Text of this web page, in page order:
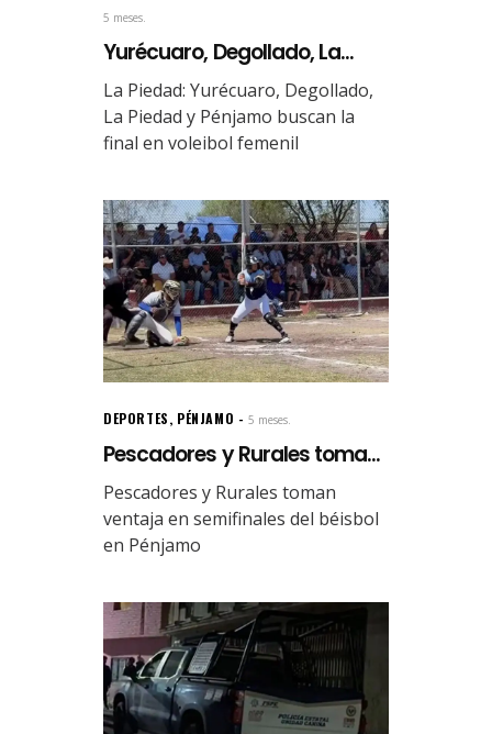
5 meses.
Yurécuaro, Degollado, La...
La Piedad: Yurécuaro, Degollado,
La Piedad y Pénjamo buscan la
final en voleibol femenil
DEPORTES, PÉNJAMO 5 meses.
Pescadores y Rurales toma...
Pescadores y Rurales toman
ventaja en semifinales del béisbol
en Pénjamo